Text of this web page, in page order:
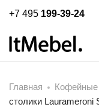
+7 495 199-39-24
Главная Кофейные
столики Laurameroni